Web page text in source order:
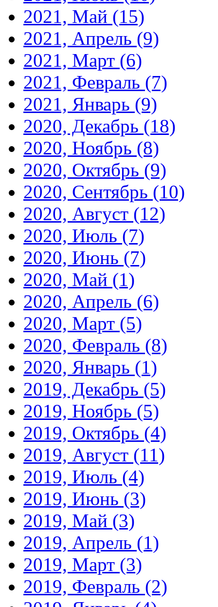
2021, Май (15)
2021, Апрель (9)
2021, Март (6)
2021, Февраль (7)
2021, Январь (9)
2020, Декабрь (18)
2020, Ноябрь (8)
2020, Октябрь (9)
2020, Сентябрь (10)
2020, Август (12)
2020, Июль (7)
2020, Июнь (7)
2020, Май (1)
2020, Апрель (6)
2020, Март (5)
2020, Февраль (8)
2020, Январь (1)
2019, Декабрь (5)
2019, Ноябрь (5)
2019, Октябрь (4)
2019, Август (11)
2019, Июль (4)
2019, Июнь (3)
2019, Май (3)
2019, Апрель (1)
2019, Март (3)
2019, Февраль (2)